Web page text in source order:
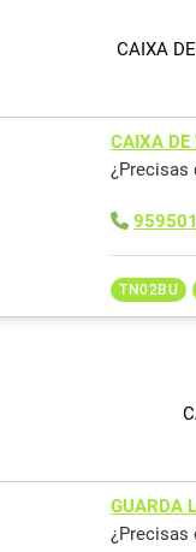
CAIXA
CAIXA DE
¿Precisas
TN02BU
GUARDA
¿Precisas